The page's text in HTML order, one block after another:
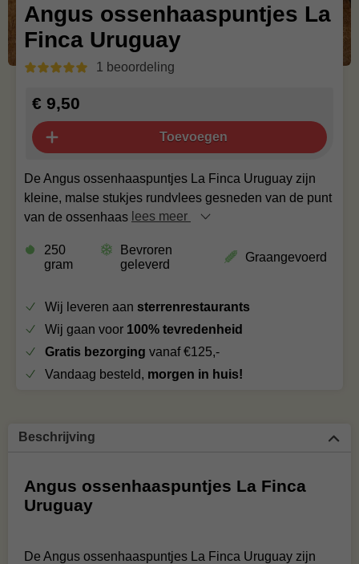
Angus ossenhaaspuntjes La
Finca Uruguay
1 beoordeling
De Angus ossenhaaspuntjes La Finca Uruguay zijn
kleine, malse stukjes rundvlees gesneden van de punt
van de ossenhaas lees meer
250
gram
Bevroren
geleverd
Graangevoerd
€ 9,50
Toevoegen
Wij leveren aan sterrenrestaurants
Wij gaan voor 100% tevredenheid
Gratis bezorging vanaf €125,-
Vandaag besteld, morgen in huis!
Beschrijving
Angus ossenhaaspuntjes La Finca
Uruguay
De Angus ossenhaaspuntjes La Finca Uruguay zijn